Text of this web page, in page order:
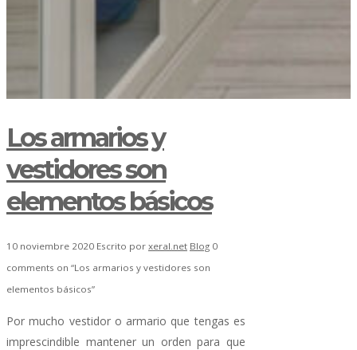
Los armarios y
vestidores son
elementos básicos
10 noviembre 2020 Escrito por xeral.net Blog 0
comments on “Los armarios y vestidores son
elementos básicos”
Por mucho vestidor o armario que tengas es
imprescindible mantener un orden para que